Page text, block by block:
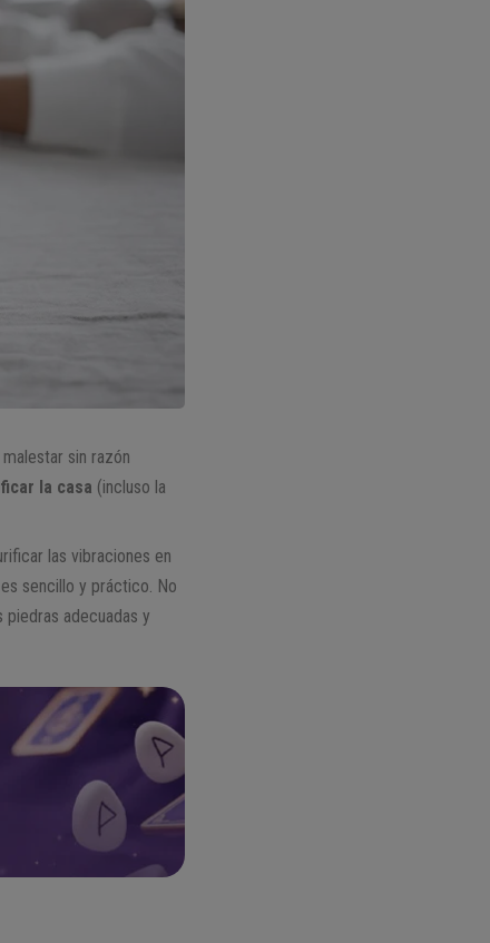
sin razón
la casa (incluso la
las vibraciones en
sencillo y práctico. No
adecuadas y